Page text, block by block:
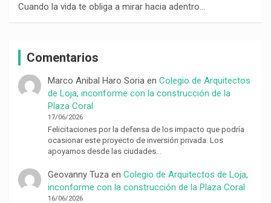
Cuando la vida te obliga a mirar hacia adentro…
Comentarios
Marco Anibal Haro Soriaen Colegio de Arquitectos
de Loja, inconforme con la construcción de la
Plaza Coral
17/06/2026
Felicitaciones por la defensa de los impacto que podría
ocasionar este proyecto de inversión privada. Los
apoyamos desde las ciudades…
Geovanny Tuzaen Colegio de Arquitectos de Loja,
inconforme con la construcción de la Plaza Coral
16/06/2026